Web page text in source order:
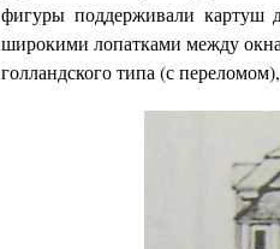
фигуры поддерживали картуш
широкими лопатками между
голландского типа (с